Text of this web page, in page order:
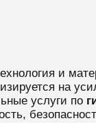
и
на
услуги по